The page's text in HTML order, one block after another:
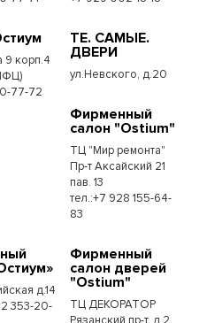
9 корп.4
77-72
ТЕ. САМЫЕ.
ДВЕРИ
ул.Невского, д.20
Фирменный
салон "Ostium"
ТЦ "Мир ремонта"
Пр-т Аксайский 21
пав. 13
тел.:+7 928 155-64-
83
д.14
353-20-
Фирменный
салон дверей
"Ostium"
ТЦ ДЕКОРАТОР
Рязанский пр-т, д.2,